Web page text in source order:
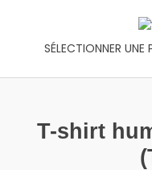
SÉLECTIONNER UNE
T-shirt